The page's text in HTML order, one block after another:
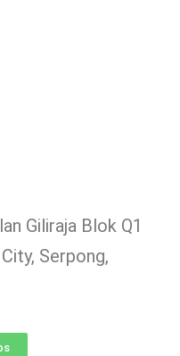
Giliraja Blok Q1
Serpong,